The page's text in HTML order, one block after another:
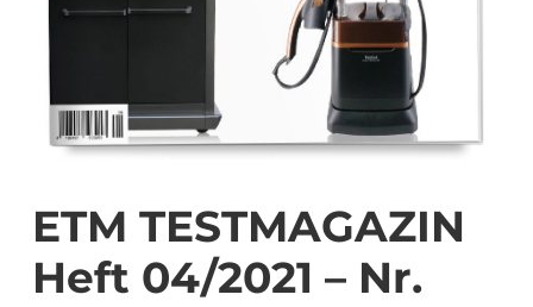
ETM TESTMAGAZIN
Heft 04/2021 – Nr.